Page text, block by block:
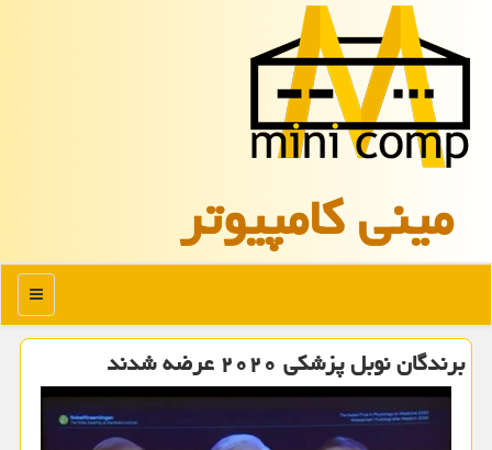
مینی كامپیوتر
منو
برندگان نوبل پزشكی ۲۰۲۰ عرضه شدند